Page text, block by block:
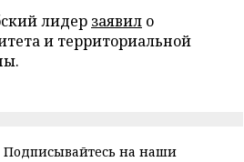
лидер заявил о
и территориальной
Подписывайтесь на наши